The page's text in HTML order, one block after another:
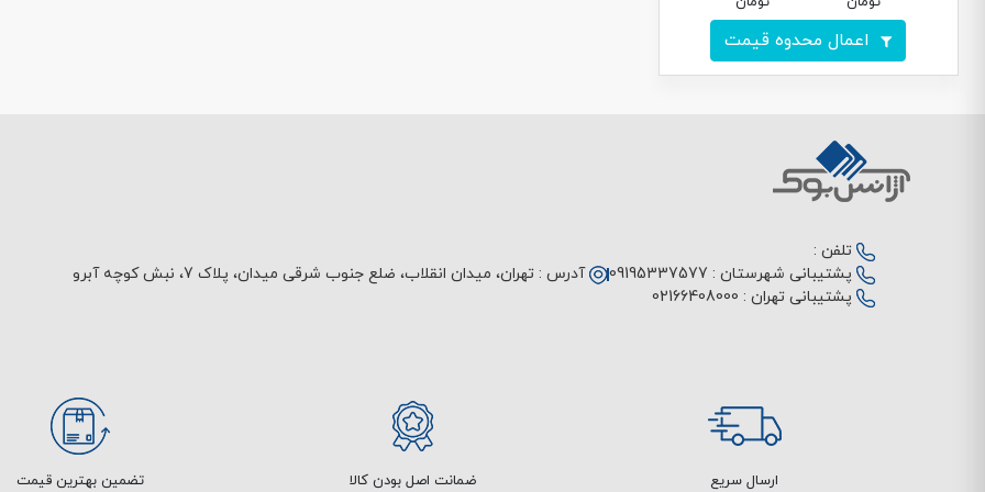
اعمال محدوه قیمت
تلفن :
پشتیبانی شهرستان : 09195337577
پشتیبانی تهران : 02166408000
آدرس : تهران، میدان انقلاب، ضلع جنوب شرقی میدان، پلاک 7، نبش کوچه آبرو
ارسال سریع ضمانت اصل بودن کالا تضمین بهترین قیمت